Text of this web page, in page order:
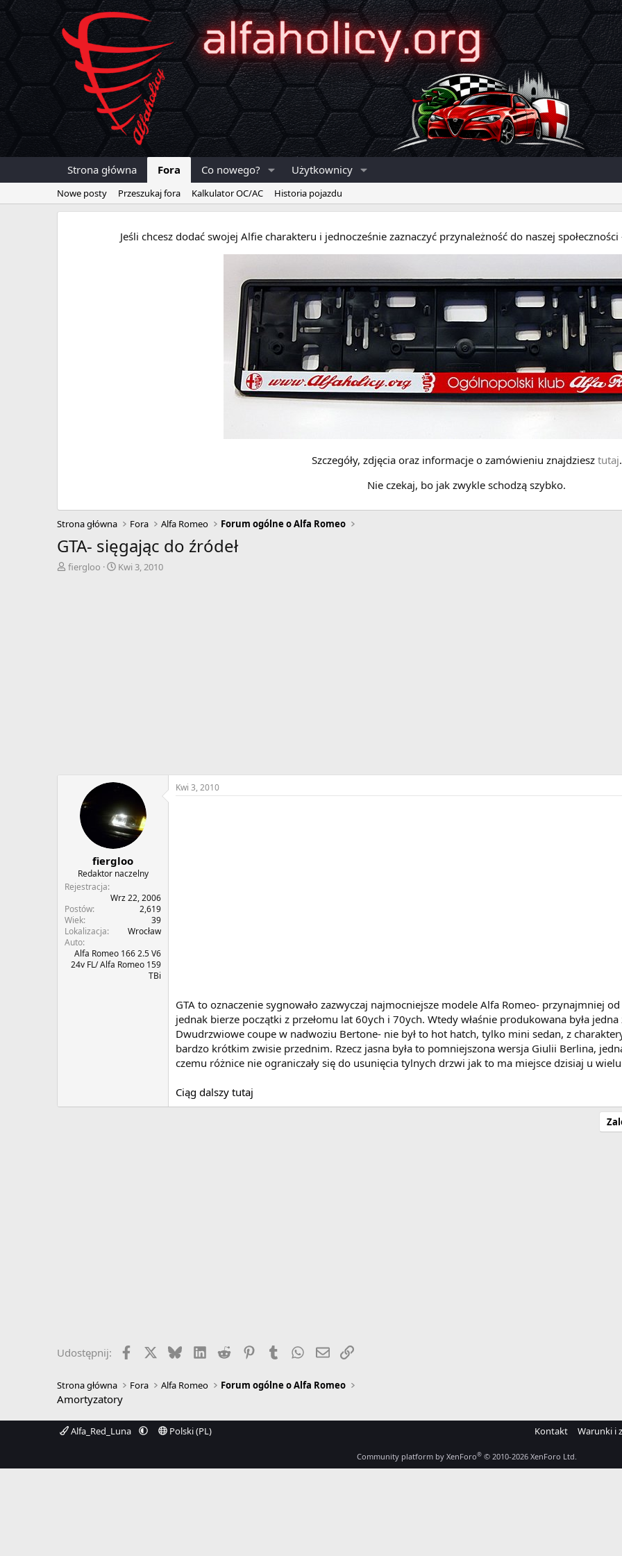
Strona główna Fora Co nowego? Użytkownicy
Nowe posty Przeszukaj fora Kalkulator OC/AC Historia pojazdu
Jeśli chcesz dodać swojej Alfie charakteru i jednocześnie zaznaczyć przynależność do naszej
Szczegóły, zdjęcia oraz informacje o zamówieniu znajdziesz tutaj.
Nie czekaj, bo jak zwykle schodzą szybko.
Strona główna Fora Alfa Romeo Forum ogólne o Alfa Romeo
GTA- sięgając do źródeł
A
fiergloo
D
Kwi 3, 2010
fiergloo
Redaktor naczelny
Rejestracja
Wrz 22, 2006
Postów
2,619
Wiek
39
Lokalizacja
Wrocław
Auto
Alfa Romeo 166 2.5 V6
24v FL/ Alfa Romeo 159
TBi
Kwi 3, 2010
GTA to oznaczenie sygnowało zazwyczaj najmocniejsze modele Alfa Romeo- przynajmniej
jednak bierze początki z przełomu lat 60ych i 70ych. Wtedy właśnie produkowana była
Dwudrzwiowe coupe w nadwoziu Bertone- nie był to hot hatch, tylko mini sedan, z
bardzo krótkim zwisie przednim. Rzecz jasna była to pomniejszona wersja Giulii Berlina,
czemu różnice nie ograniczały się do usunięcia tylnych drzwi jak to ma miejsce dzisiaj u
Ciąg dalszy tutaj
Udostępnij: Facebook BlueskyLinkedIn
Reddit PinterestTumblr WhatsApp
EmailLink
Strona główna Fora Alfa Romeo Forum ogólne o Alfa Romeo
Amortyzatory
Alfa_Red_Luna Polski (PL) Kontakt Warunki i
Community platform by XenForo® © 2010-2026 XenForo Ltd.